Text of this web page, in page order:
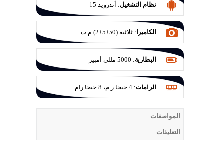
نظام التشغيل: أندرويد 15
الكاميرا : ثلاثية (50+5+2) م.ب
البطارية: 5000 مللي أمبير
الرامات: 4 جيجا رام، 8 جيجا رام
المواصفات
التعليقات